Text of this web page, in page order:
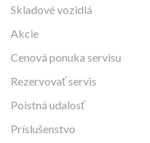
Stav
Skladové vozidlá
Akcie
Cenová ponuka servisu
Rezervovať servis
Poistná udalosť
Príslušenstvo